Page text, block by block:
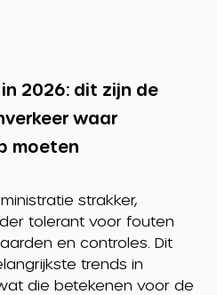
2026: dit zijn de
waar
moeten
strakker,
tolerant voor fouten
en controles. Dit
trends in
die betekenen voor de